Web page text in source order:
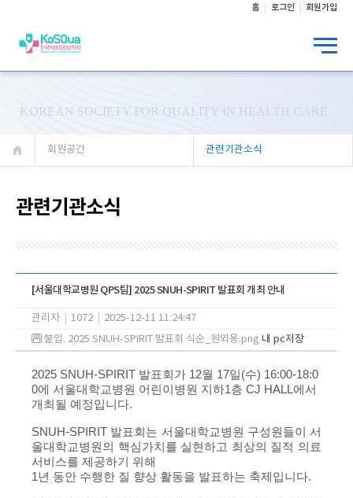
홈 로그인 회원가입
KOREAN SOCIETY FOR QUALITY IN HEALTH CARE
회원공간 관련기관소식
관련기관소식
[서울대학교병원 QPS팀] 2025 SNUH-SPIRIT 발표회 개최 안내
관리자 1072
2025-12-11 11:24:47
붙임. 2025 SNUH-SPIRIT 발표회 식순_원외용.png 내 pc저장
2025 SNUH-SPIRIT 발표회 가 12월 17일(수) 16:00-18:0
0에 서울대학교병원 어린이병원 지하1 층 CJ HALL에서
개최될 예정입니다.
SNUH-SPIRIT 발표회는 서울대학교병원 구성원들이 서
울대학교병원의 핵심가치를 실현하고 최상의 질적 의료
서비스를 제공하기 위해
1 년 동안 수행한 질 향상 활동을 발표하는 축제입니다.